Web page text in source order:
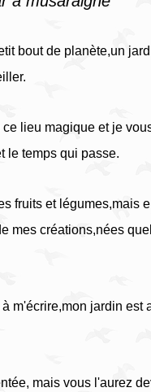
bout de planète,un
lieu magique et je
le temps qui passe.
fruits et légumes,mais
mes créations,nées
m'écrire,mon jardin est
mais vous l'aurez